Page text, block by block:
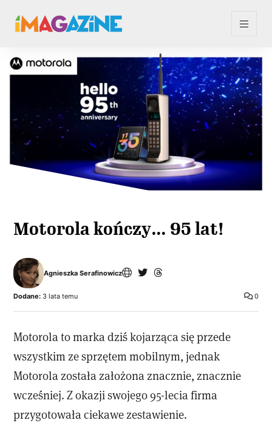
Motorola kończy… 95 lat!
Agnieszka Serafinowicz
0
Dodane: 3 lata temu
Motorola to marka dziś kojarząca się przede
wszystkim ze sprzętem mobilnym, jednak
Motorola została założona znacznie, znacznie
wcześniej. Z okazji swojego 95-lecia firma
przygotowała ciekawe zestawienie.